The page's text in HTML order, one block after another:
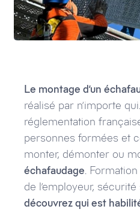
Le montage d’un
réalisé par n’importe
réglementation
personnes formées et
monter, démonter ou
échafaudage.
de l’employeur,
découvrez qui est